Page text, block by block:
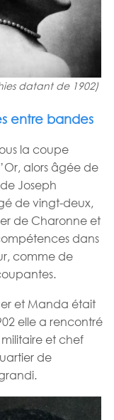
datant de 1902)
entre bandes
la coupe
alors âgée de
Joseph
de vingt-deux,
de Charonne et
dans
comme de
et Manda était
elle a rencontré
et chef
de